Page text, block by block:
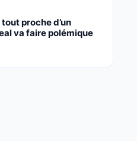
proche d’un
va faire polémique